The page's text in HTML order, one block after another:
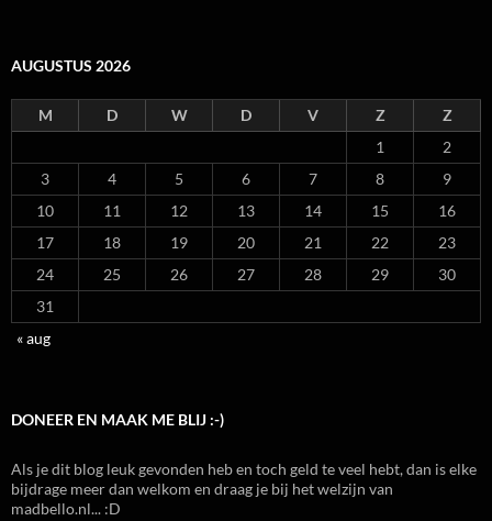
AUGUSTUS 2026
M D W D V Z
Z
1
2
3
4 5 6 7 8
9
10
11 12 13 14 15
16
17
18 19 20 21 22
23
24
25 26 27 28 29
30
31
« aug
DONEER EN MAAK ME BLIJ :-)
Als je dit blog leuk gevonden heb en toch geld te veel hebt, dan is elke
bijdrage meer dan welkom en draag je bij het welzijn van
madbello.nl... :D